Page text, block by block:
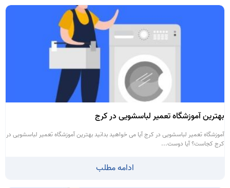
بهترین آموزشگاه تعمیر لباسشویی در کرج
آموزشگاه تعمیر لباسشویی در کرج آیا می خواهید بدانید بهترین آموزشگاه تعمیر لباسشویی در
کرج کجاست؟ آیا دوست...
ادامه مطلب